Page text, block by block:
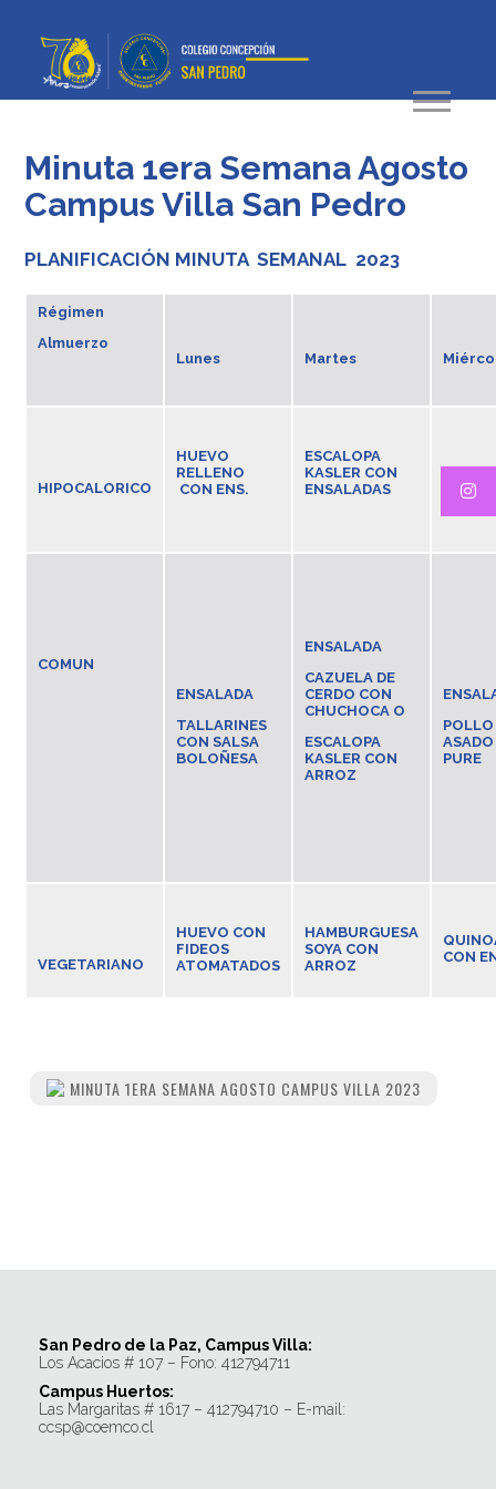
Minuta 1era Semana Agosto
Campus Villa San Pedro
PLANIFICACIÓN MINUTA SEMANAL 2023
Régimen
Almuerzo
Lunes
Martes
HIPOCALORICO
HUEVO
RELLENO
CON ENS.
ESCALOPA
KASLER CON
ENSALADAS
POLLO
COMUN
ENSALADA
TALLARINES
CON SALSA
BOLOÑESA
ENSALADA
CAZUELA DE
CERDO CON
CHUCHOCA O
ESCALOPA
KASLER CON
ARROZ
POLLO
PURE
VEGETARIANO
HUEVO CON
FIDEOS
ATOMATADOS
HAMBURGUESA
SOYA CON
ARROZ
CON
MINUTA 1ERA SEMANA AGOSTO CAMPUS VILLA 2023
San Pedro de la Paz, Campus Villa:
Los Acacios # 107 – Fono: 412794711
Campus Huertos:
Las Margaritas # 1617 – 412794710 – E-mail:
ccsp@coemco.cl